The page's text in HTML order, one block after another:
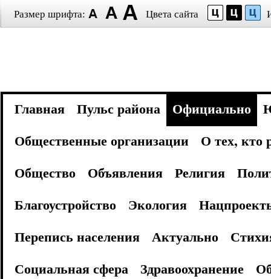
Размер шрифта: Цвета сайта
Главная Пульс района Официально
Общественные организации
О тех, кто
Общество
Объявления Религия
Благоустройство
Экология
Перепись населения
Актуально
Социальная сфера
Здравоохранение